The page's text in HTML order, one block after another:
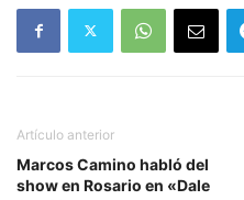
Artículo anterior
Marcos Camino habló del
show en Rosario en «Dale